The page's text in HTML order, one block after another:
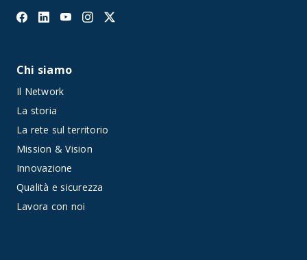
Chi siamo
Il Network
La storia
La rete sul territorio
Mission & Vision
Innovazione
Qualità e sicurezza
Lavora con noi